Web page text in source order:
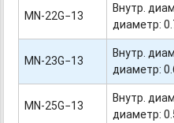
MN-22G−13
Внутр.
диаметр:
MN-23G−13
Внутр.
диаметр:
MN-25G−13
Внутр.
диаметр: